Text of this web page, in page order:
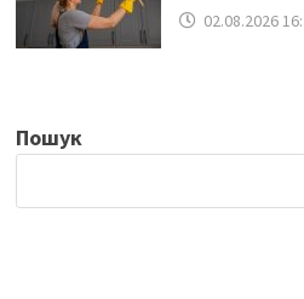
02.08.2026
Пошук